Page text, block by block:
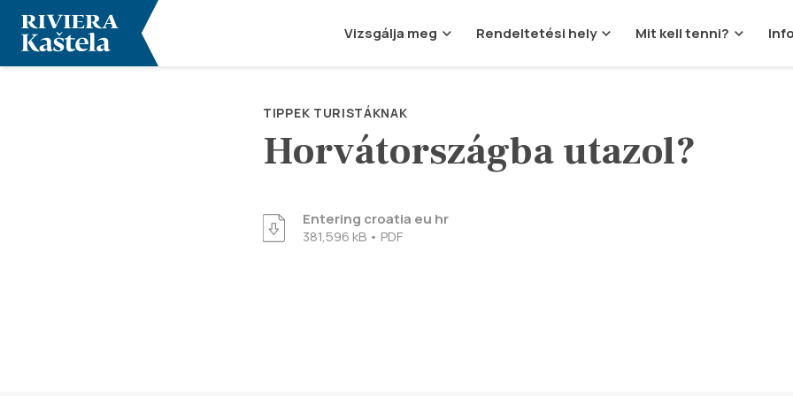
Vizsgálja meg Rendeltetési hely Mit kell tenni? Info
TIPPEK TURISTÁKNAK
Horvátországba utazol?
Entering croatia eu hr
381,596 kB • PDF